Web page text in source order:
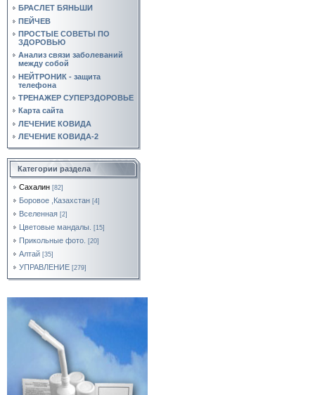
БРАСЛЕТ БЯНЬШИ
ПЕЙЧЕВ
ПРОСТЫЕ СОВЕТЫ ПО
ЗДОРОВЬЮ
Анализ связи заболеваний
между собой
НЕЙТРОНИК - защита
телефона
ТРЕНАЖЕР СУПЕРЗДОРОВЬЕ
Карта сайта
ЛЕЧЕНИЕ КОВИДА
ЛЕЧЕНИЕ КОВИДА-2
Категории раздела
Сахалин [82]
Боровое ,Казахстан [4]
Вселенная [2]
Цветовые мандалы. [15]
Прикольные фото. [20]
Алтай [35]
УПРАВЛЕНИЕ [279]